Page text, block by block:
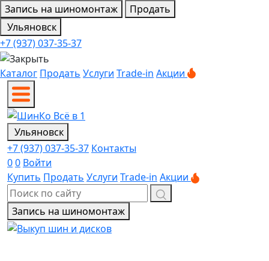
Запись на шиномонтаж
Продать
Ульяновск
+7 (937) 037-35-37
Каталог Продать Услуги Trade-in Акции
Ульяновск
+7 (937) 037-35-37 Контакты
00 Войти
Купить Продать Услуги Trade-in Акции
Запись на шиномонтаж